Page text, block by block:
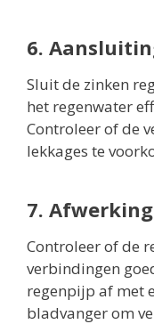
6.
Sluit de zinken
het regenwater
Controleer of de
lekkages te
7.
Controleer of de
verbindingen
regenpijp af met
bladvanger om